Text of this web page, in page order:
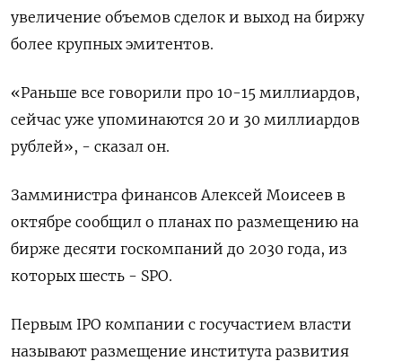
увеличение объемов сделок и выход на биржу
более крупных эмитентов.
«Раньше все говорили про 10-15 миллиардов,
сейчас уже упоминаются 20 и 30 миллиардов
рублей», - сказал он.
Замминистра финансов Алексей Моисеев в
октябре сообщил о планах по размещению на
бирже десяти госкомпаний до 2030 года, из
которых шесть - SPO.
Первым IPO компании с госучастием власти
называют размещение института развития